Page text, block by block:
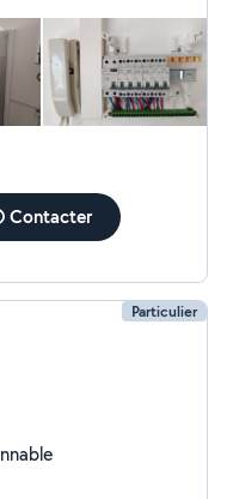
Contacter
Particulier